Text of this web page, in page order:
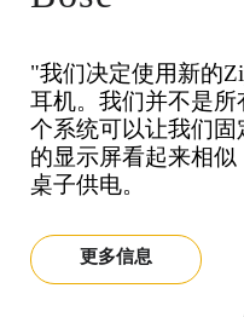
"我们决定使用新的
耳机。我们并不是
个系统可以让我们
的显示屏看起来相
桌子供电。
更多信息
"我们选择在斯德哥
手表上安装InVue
问题。在使用了几
得非常完美！安装
强烈推荐！"
更多信息
"我们决定使用新的
耳机。我们并不是
个系统可以让我们
的显示屏看起来相
桌子供电。
更多信息
"我们选择在斯德哥
手表上安装InVue
问题。在使用了几
得非常完美！安装
强烈推荐！"
更多信息
"我们决定使用新的
耳机。我们并不是
个系统可以让我们
的显示屏看起来相
桌子供电。
更多信息
"我们选择在斯德哥
手表上安装InVue
问题。在使用了几
得非常完美！安装
强烈推荐！"
更多信息